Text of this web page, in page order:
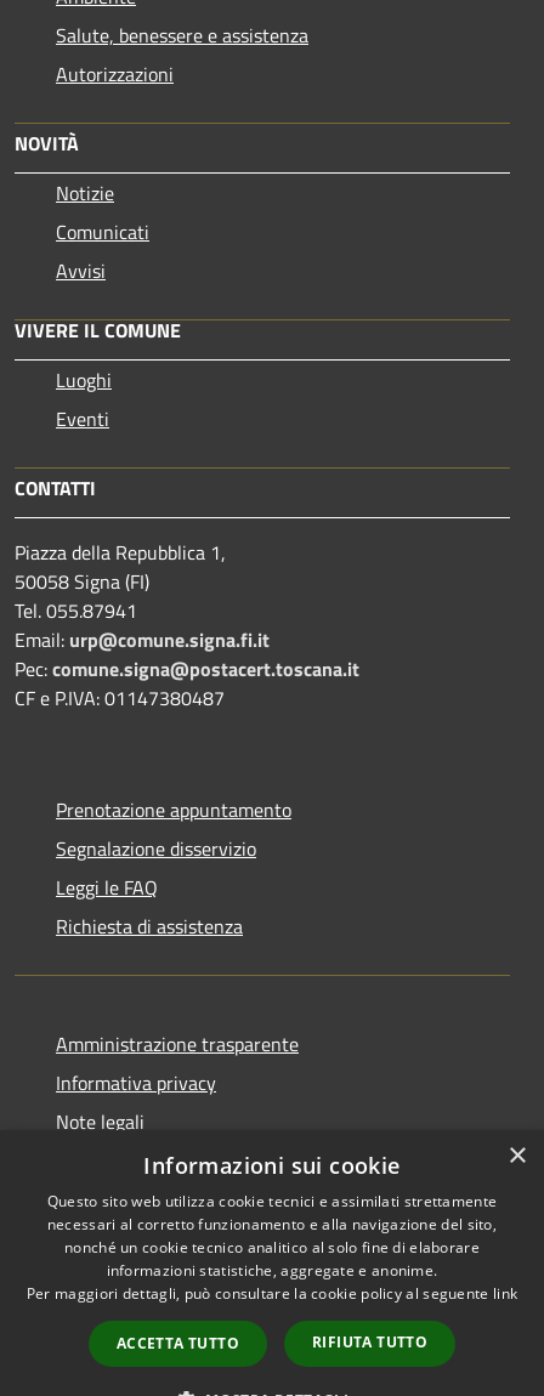
Salute, benessere e assistenza
Autorizzazioni
NOVITÀ
Notizie
Comunicati
Avvisi
VIVERE IL COMUNE
Luoghi
Eventi
CONTATTI
Piazza della Repubblica 1,
50058 Signa (FI)
Tel. 055.87941
Email: urp@comune.signa.fi.it
Pec:comune.signa@postacert.toscana.it
CF e P.IVA: 01147380487
Prenotazione appuntamento
Segnalazione disservizio
Leggi le FAQ
Richiesta di assistenza
Amministrazione trasparente
Informativa privacy
Note legali
Dichiarazione di accessibilità
RSS
Accessibilità
Copyright © 2026 • Comune di
Signa • Powered by
Municipium•
Accesso
redazione
×
Informazioni sui cookie
Questo sito web utilizza cookie tecnici e assimilati strettamente
necessari al corretto funzionamento e alla navigazione del sito,
nonché un cookie tecnico analitico al solo fine di elaborare
informazioni statistiche, aggregate e anonime.
Per maggiori dettagli, può consultare la cookie policy al seguente link
ACCETTA TUTTO RIFIUTA TUTTO